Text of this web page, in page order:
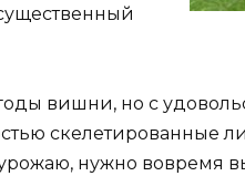
вишни, но с
скелетированные
нужно вовремя